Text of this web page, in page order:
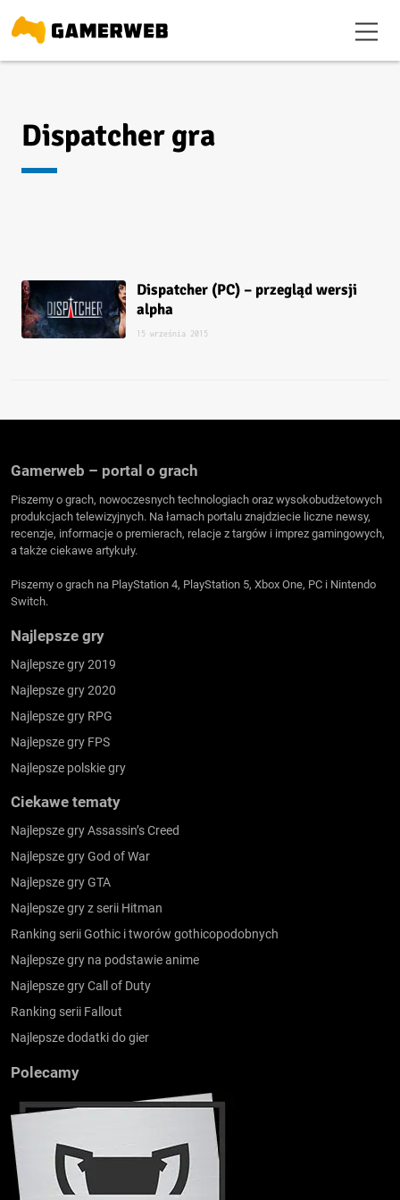
Dispatcher gra
Dispatcher (PC) – przegląd wersji
alpha
15 września 2015
Gamerweb – portal o grach
Piszemy o grach, nowoczesnych technologiach oraz wysokobudżetowych
produkcjach telewizyjnych. Na łamach portalu znajdziecie liczne newsy,
recenzje, informacje o premierach, relacje z targów i imprez gamingowych,
a także ciekawe artykuły.
Piszemy o grach na PlayStation 4, PlayStation 5, Xbox One, PC i Nintendo
Switch.
Najlepsze gry
Najlepsze gry 2019
Najlepsze gry 2020
Najlepsze gry RPG
Najlepsze gry FPS
Najlepsze polskie gry
Ciekawe tematy
Najlepsze gry Assassin’s Creed
Najlepsze gry God of War
Najlepsze gry GTA
Najlepsze gry z serii Hitman
Ranking serii Gothic i tworów gothicopodobnych
Najlepsze gry na podstawie anime
Najlepsze gry Call of Duty
Ranking serii Fallout
Najlepsze dodatki do gier
Polecamy